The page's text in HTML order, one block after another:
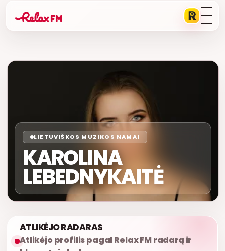
LIETUVIŠKOS MUZIKOS NAMAI
KAROLINA
LEBEDNYKAITĖ
ATLIKĖJO RADARAS
Atlikėjo profilis pagal Relax FM radarą ir